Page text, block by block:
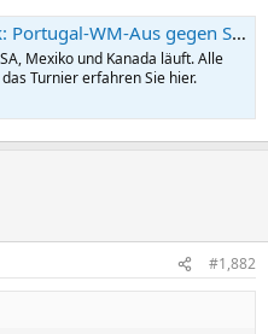
WM-Aus gegen Spanien
Mexiko und Kanada läuft. Alle
Turnier erfahren Sie hier.
#1,882